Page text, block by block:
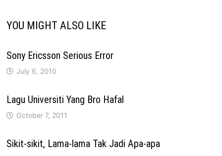
YOU MIGHT ALSO LIKE
Sony Ericsson Serious Error
July 6, 2010
Lagu Universiti Yang Bro Hafal
October 7, 2011
Sikit-sikit, Lama-lama Tak Jadi Apa-apa